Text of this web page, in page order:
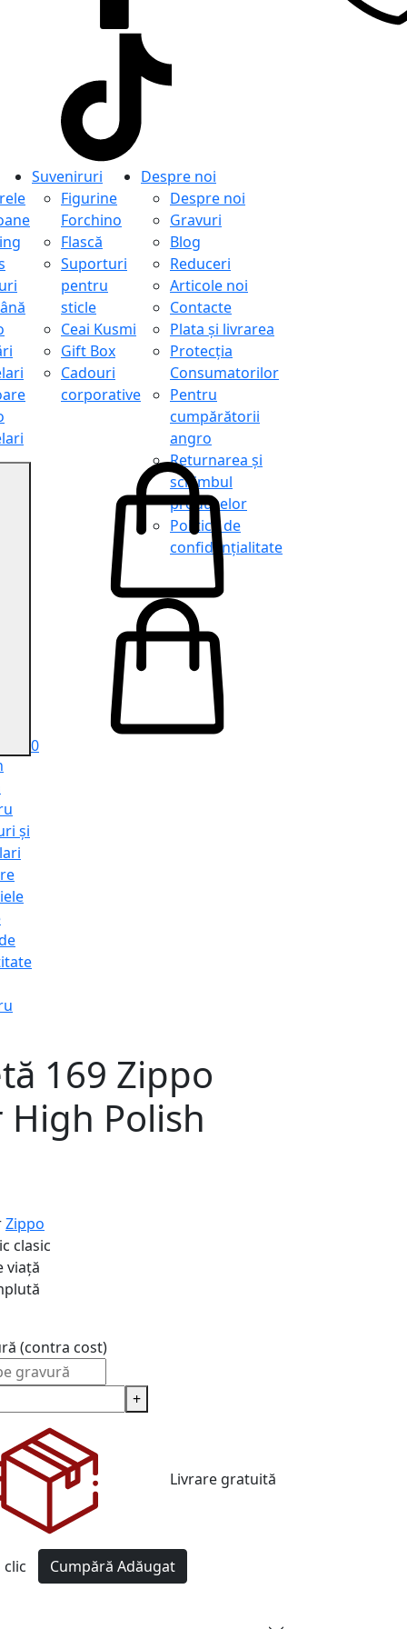
și
Suveniruri
Figurine
Forchino
Flască
Suporturi
pentru
sticle
Ceai Kusmi
Gift Box
Cadouri
corporative
Despre noi
Despre noi
Gravuri
Blog
Reduceri
Articole noi
Contacte
Plata și livrarea
Protecţia
Consumatorilor
Pentru
cumpărătorii
angro
Returnarea și
schimbul
produselor
Politica de
confidențialitate
0
169 Zippo
Polish
Zippo
clasic
viață
(contra cost)
+
Livrare gratuită
clic Cumpără Adăugat